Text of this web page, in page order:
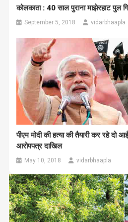
कोलकाता : 40 साल पुराना माझेरहाट पुल
September 5, 2018 vidarbhaapla
पीएम मोदी की हत्या की तैयारी कर रहे दो
आरोपपत्र दाखिल
May 10, 2018 vidarbhaapla